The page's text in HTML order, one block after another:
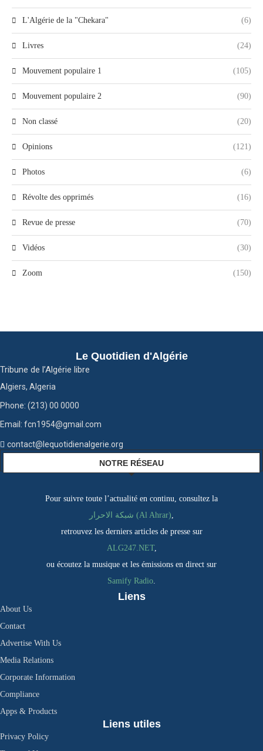
L'Algérie de la "Chekara" (6)
Livres (24)
Mouvement populaire 1 (105)
Mouvement populaire 2 (90)
Non classé (20)
Opinions (121)
Photos (6)
Révolte des opprimés (16)
Revue de presse (70)
Vidéos (30)
Zoom (150)
Le Quotidien d'Algérie
Tribune de l’Algérie libre
Algiers, Algeria
Phone: (213) 00 0000
Email: fcn1954@gmail.com
contact@lequotidienalgerie.org
NOTRE RÉSEAU
Pour suivre toute l’actualité en continu, consultez la
شبكة الاحرار (Al Ahrar),
retrouvez les derniers articles de presse sur
ALG247.NET,
ou écoutez la musique et les émissions en direct sur
Samify Radio.
Liens
About Us
Contact
Advertise With Us
Media Relations
Corporate Information
Compliance
Apps & Products
Liens utiles
Privacy Policy